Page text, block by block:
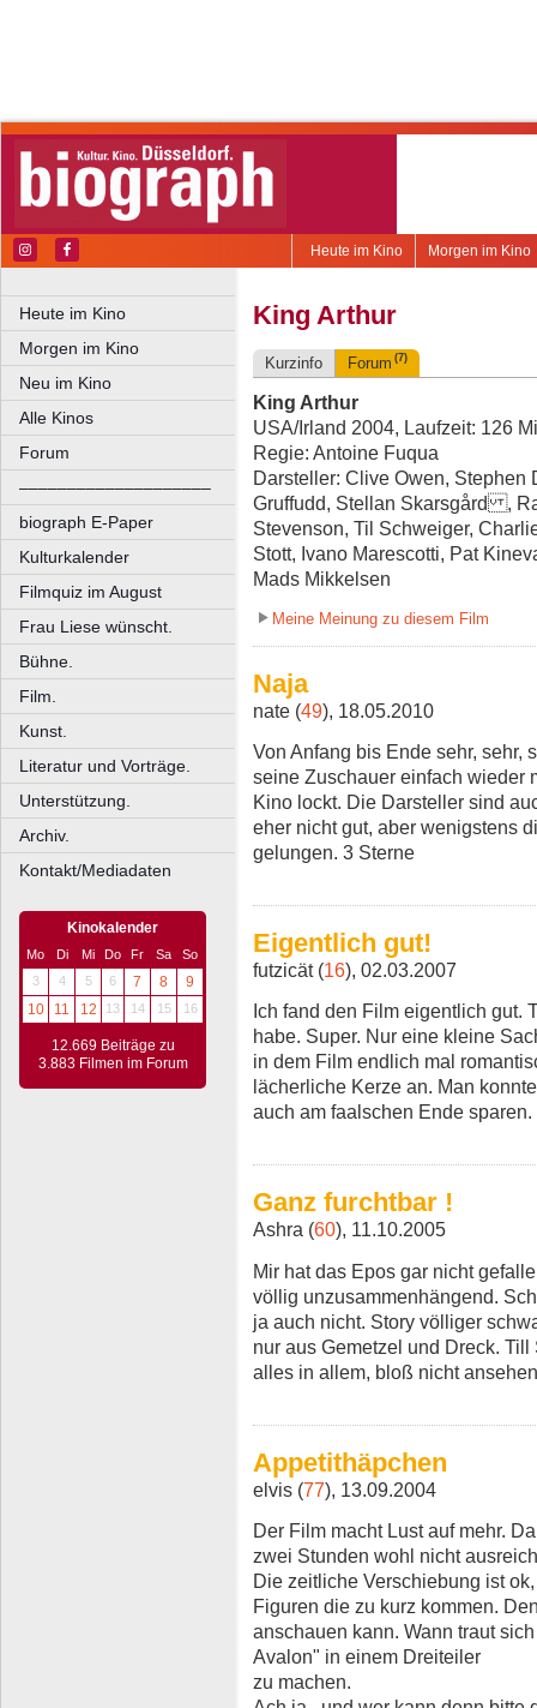
Morgen im Kino
Heute im Kino
Heute im Kino
Morgen im Kino
Neu im Kino
Alle Kinos
Forum
––––––––––––––––––––
biograph E-Paper
Kulturkalender
Filmquiz im August
Frau Liese wünscht.
Bühne.
Film.
Kunst.
Literatur und Vorträge.
Unterstützung.
Archiv.
Kontakt/Mediadaten
Kinokalender
Mo Di Mi Do Fr Sa
So
3
4 5 6 7 8
9
10
11 12 13 14 15 16
12.669 Beiträge zu
3.883 Filmen im Forum
King Arthur
Kurzinfo Forum (7)
King Arthur
USA/Irland 2004, Laufzeit: 126
Regie: Antoine Fuqua
Darsteller: Clive Owen, Stephen
Gruffudd, Stellan Skarsgård ,
Stevenson, Til Schweiger,
Stott, Ivano Marescotti, Pat
Mads Mikkelsen
Meine Meinung zu diesem Film
Naja
nate (49), 18.05.2010
Von Anfang bis Ende sehr, sehr,
seine Zuschauer einfach wieder
Kino lockt. Die Darsteller sind
eher nicht gut, aber wenigstens
gelungen. 3 Sterne
Eigentlich gut!
futzicät (16), 02.03.2007
Ich fand den Film eigentlich gut.
habe. Super. Nur eine kleine
in dem Film endlich mal
lächerliche Kerze an. Man
auch am faalschen Ende sparen.
Ganz furchtbar !
Ashra (60), 11.10.2005
Mir hat das Epos gar nicht
völlig unzusammenhängend.
ja auch nicht. Story völliger
nur aus Gemetzel und Dreck.
alles in allem, bloß nicht
Appetithäpchen
elvis (77), 13.09.2004
Der Film macht Lust auf mehr.
zwei Stunden wohl nicht
Die zeitliche Verschiebung ist
Figuren die zu kurz kommen.
anschauen kann. Wann traut
Avalon" in einem Dreiteiler
zu machen.